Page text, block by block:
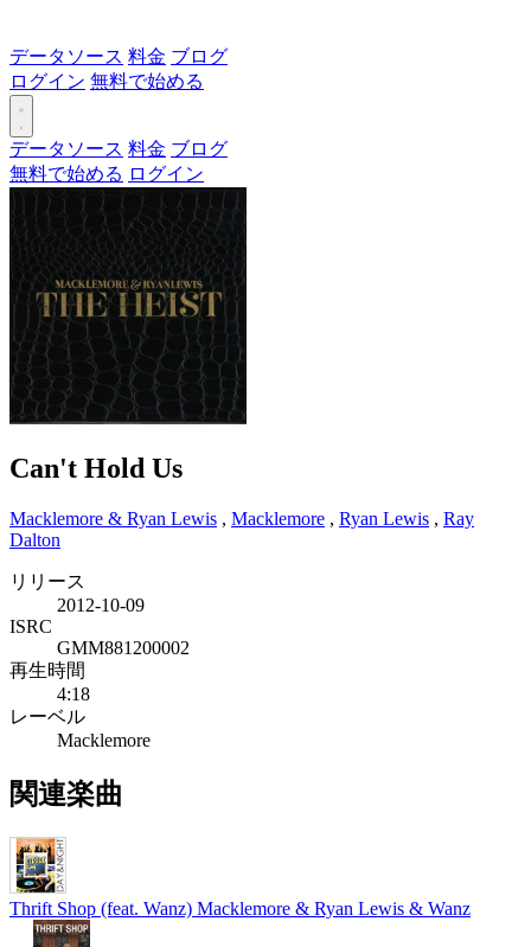
データソース 料金 ブログ
ログイン 無料で始める
データソース 料金 ブログ
無料で始める ログイン
Can't Hold Us
Macklemore & Ryan Lewis , Macklemore , Ryan Lewis , Ray
Dalton
リリース
2012-10-09
ISRC
GMM881200002
再生時間
4:18
レーベル
Macklemore
関連楽曲
Thrift Shop (feat. Wanz) Macklemore & Ryan Lewis & Wanz